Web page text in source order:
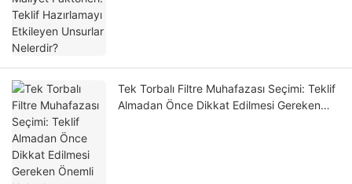
Tek Torbalı Filtre Muhafazası Seçimi: Teklif
Almadan Önce Dikkat Edilmesi Gereken